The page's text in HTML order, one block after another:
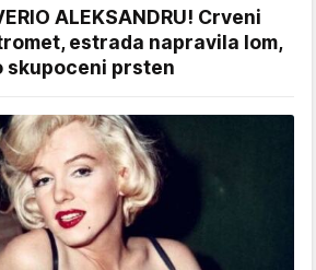
ALEKSANDRU! Crveni
estrada napravila lom,
skupoceni prsten